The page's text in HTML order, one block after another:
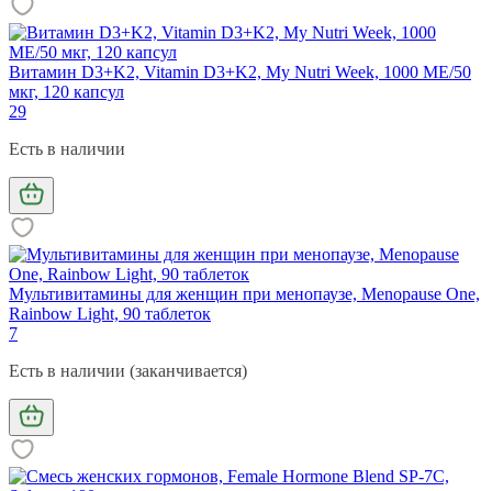
Витамин D3+K2, Vitamin D3+K2, My Nutri Week, 1000 МЕ/50
мкг, 120 капсул
29
Есть в наличии
Мультивитамины для женщин при менопаузе, Menopause One,
Rainbow Light, 90 таблеток
7
Есть в наличии (заканчивается)